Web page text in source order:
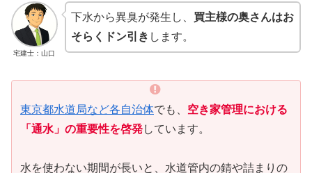
宅建士：山口
下水から異臭が発生し、 買主様の奥さんはお
そらくドン引き します。
東京都水道局など各自治体でも、 空き家管理における
「通水」の重要性を啓発しています。
水を使わない期間が長いと、水道管内の錆や詰まりの